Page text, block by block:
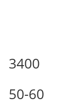
3400
50-60